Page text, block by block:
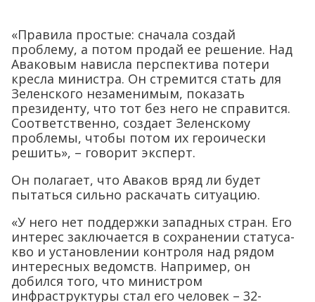
«Правила простые: сначала создай
проблему, а потом продай ее решение. Над
Аваковым нависла перспектива потери
кресла министра. Он стремится стать для
Зеленского незаменимым, показать
президенту, что тот без него не справится.
Соответственно, создает Зеленскому
проблемы, чтобы потом их героически
решить», – говорит эксперт.
Он полагает, что Аваков вряд ли будет
пытаться сильно раскачать ситуацию.
«У него нет поддержки западных стран. Его
интерес заключается в сохранении статуса-
кво и установлении контроля над рядом
интересных ведомств. Например, он
добился того, что министром
инфраструктуры стал его человек – 32-